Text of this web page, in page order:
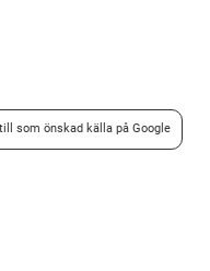
som önskad källa på Google